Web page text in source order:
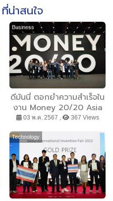
น่าสนใจ
Business
ดีมันนี่ ตอกย้ำความสำเร็จใน
งาน Money 20/20 Asia
ในฐานะผู้บุกเบิกโซลูชัน โอน
เงินไปต่างประเทศชั้นนำในวง
การฟินเทคไทย
03 พ.ค. 2567 , 367 Views
Technology